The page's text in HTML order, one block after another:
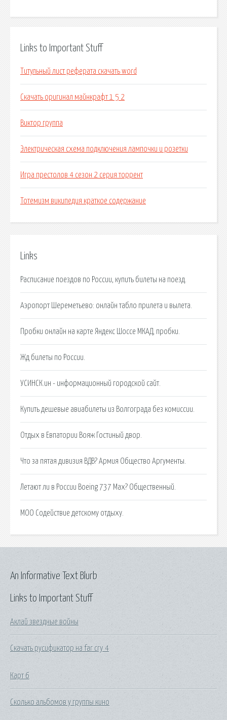
Links to Important Stuff
Титульный лист реферата скачать word
Скачать оригинал майнкрафт 1 5 2
Виктор группа
Электрическая схема подключения лампочки и розетки
Игра престолов 4 сезон 2 серия торрент
Тотемизм википедия краткое содержание
Links
Расписание поездов по России, купить билеты на поезд.
Аэропорт Шереметьево: онлайн табло прилета и вылета.
Пробки онлайн на карте Яндекс Шоссе МКАД, пробки.
Жд билеты по России.
УСИНСК.ин - информационный городской сайт.
Купить дешевые авиабилеты из Волгограда без комиссии.
Отдых в Евпатории Вояж Гостиный двор.
Что за пятая дивизия ВДВ? Армия Общество Аргументы.
Летают ли в России Boeing 737 Max? Общественный.
МОО Содействие детскому отдыху.
Links to Important Stuff
Аклай звездные войны
Скачать русификатор на far cry 4
Карт 6
Сколько альбомов у группы кино
An Informative Text Blurb